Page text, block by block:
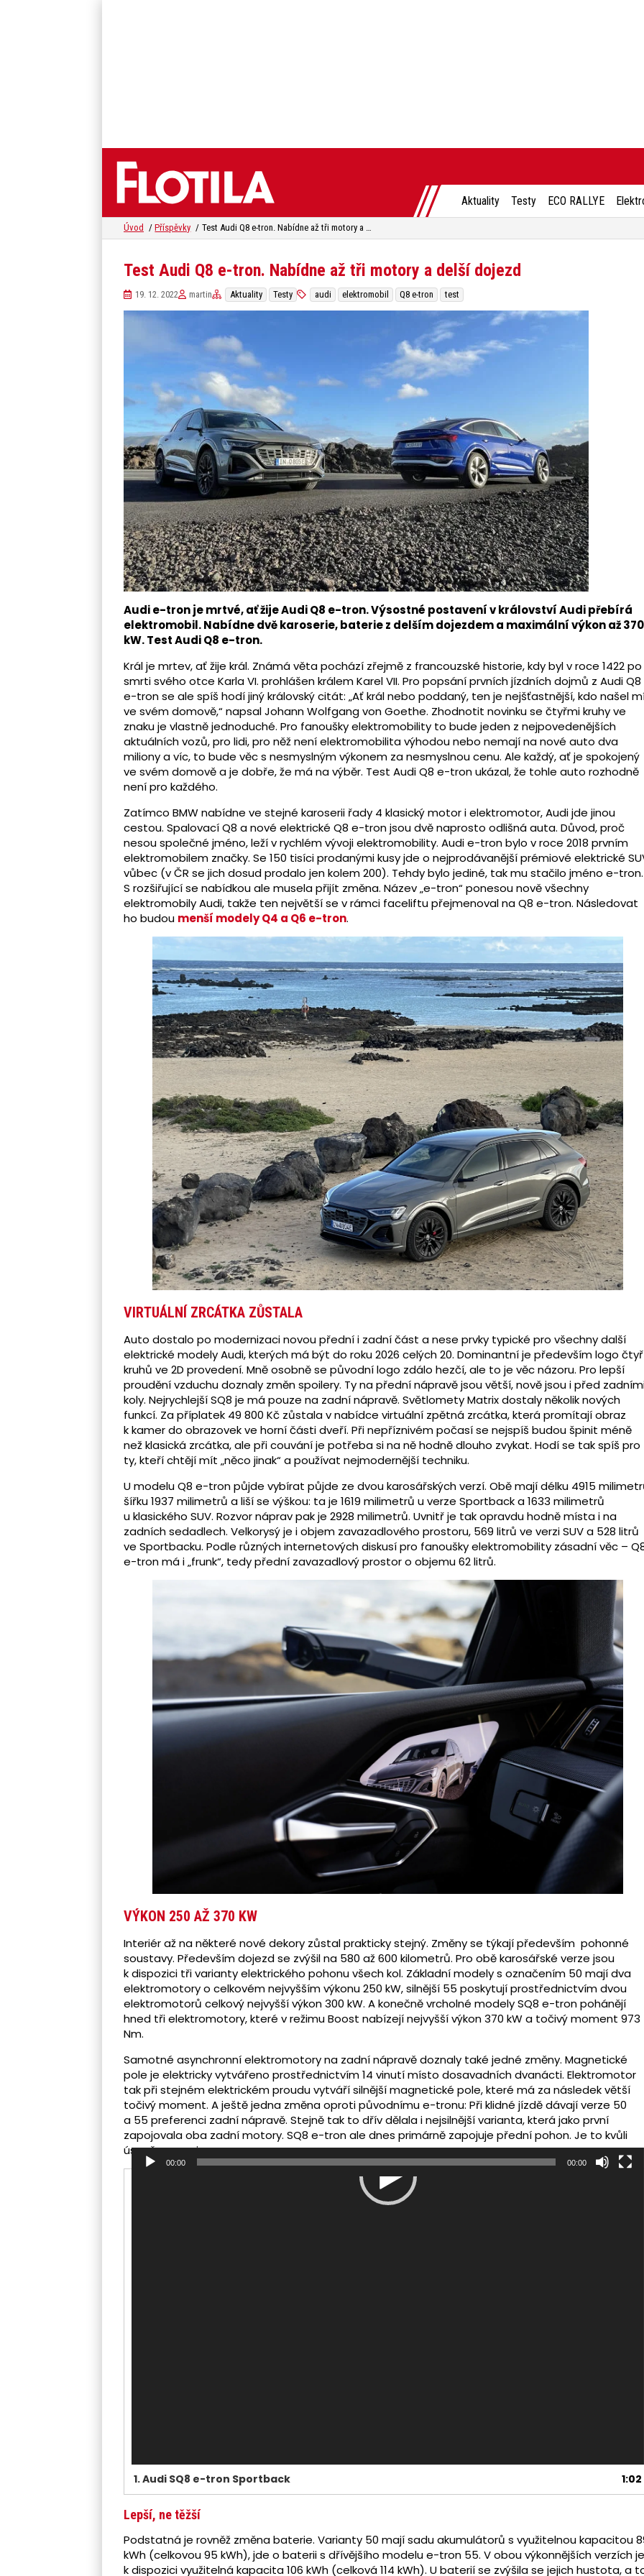
Aktuality Testy ECO RALLYE
Úvod Příspěvky Test Audi Q8 e-tron. Nabídne až tři motory a delší dojezd
Test Audi Q8 e-tron. Nabídne až tři motory a delší dojezd
19. 12. 2022 martin Aktuality Testy audi elektromobil Q8 e-tron test
Audi e-tron je mrtvé, ať žije Audi Q8 e-tron. Výsostné postavení v království Audi přebírá
elektromobil. Nabídne dvě karoserie, baterie z delším dojezdem a maximální výkon až 370
kW. Test Audi Q8 e-tron.
Král je mrtev, ať žije král. Známá věta pochází zřejmě z francouzské historie, kdy byl v roce 1422 po
smrti svého otce Karla VI. prohlášen králem Karel VII. Pro popsání prvních jízdních dojmů z Audi Q8
e-tron se ale spíš hodí jiný královský citát: „Ať král nebo poddaný, ten je nejšťastnější, kdo našel
ve svém domově,“ napsal Johann Wolfgang von Goethe. Zhodnotit novinku se čtyřmi kruhy ve
znaku je vlastně jednoduché. Pro fanoušky elektromobility to bude jeden z nejpovedenějších
aktuálních vozů, pro lidi, pro něž není elektromobilita výhodou nebo nemají na nové auto dva
miliony a víc, to bude věc s nesmyslným výkonem za nesmyslnou cenu. Ale každý, ať je spokojený
ve svém domově a je dobře, že má na výběr. Test Audi Q8 e-tron ukázal, že tohle auto rozhodně
není pro každého.
Zatímco BMW nabídne ve stejné karoserii řady 4 klasický motor i elektromotor, Audi jde jinou
cestou. Spalovací Q8 a nové elektrické Q8 e-tron jsou dvě naprosto odlišná auta. Důvod, proč
nesou společné jméno, leží v rychlém vývoji elektromobility. Audi e-tron bylo v roce 2018 prvním
elektromobilem značky. Se 150 tisíci prodanými kusy jde o nejprodávanější prémiové elektrické
vůbec (v ČR se jich dosud prodalo jen kolem 200). Tehdy bylo jediné, tak mu stačilo jméno e-tron.
S rozšiřující se nabídkou ale musela přijít změna. Název „e-tron“ ponesou nově všechny
elektromobily Audi, takže ten největší se v rámci faceliftu přejmenoval na Q8 e-tron. Následovat
ho budou menší modely Q4 a Q6 e-tron.
VIRTUÁLNÍ ZRCÁTKA ZŮSTALA
Auto dostalo po modernizaci novou přední i zadní část a nese prvky typické pro všechny další
elektrické modely Audi, kterých má být do roku 2026 celých 20. Dominantní je především logo čtyř
kruhů ve 2D provedení. Mně osobně se původní logo zdálo hezčí, ale to je věc názoru. Pro lepší
proudění vzduchu doznaly změn spoilery. Ty na přední nápravě jsou větší, nově jsou i před
koly. Nejrychlejší SQ8 je má pouze na zadní nápravě. Světlomety Matrix dostaly několik nových
funkcí. Za příplatek 49 800 Kč zůstala v nabídce virtuální zpětná zrcátka, která promítají obraz
k kamer do obrazovek ve horní části dveří. Při nepříznivém počasí se nejspíš budou špinit méně
než klasická zrcátka, ale při couvání je potřeba si na ně hodně dlouho zvykat. Hodí se tak spíš pro
ty, kteří chtějí mít „něco jinak“ a používat nejmodernější techniku.
U modelu Q8 e-tron půjde vybírat půjde ze dvou karosářských verzí. Obě mají délku 4915
šířku 1937 milimetrů a liší se výškou: ta je 1619 milimetrů u verze Sportback a 1633 milimetrů
u klasického SUV. Rozvor náprav pak je 2928 milimetrů. Uvnitř je tak opravdu hodně místa i na
zadních sedadlech. Velkorysý je i objem zavazadlového prostoru, 569 litrů ve verzi SUV a 528 litrů
ve Sportbacku. Podle různých internetových diskusí pro fanoušky elektromobility zásadní věc –
e-tron má i „frunk“, tedy přední zavazadlový prostor o objemu 62 litrů.
VÝKON 250 AŽ 370 KW
Interiér až na některé nové dekory zůstal prakticky stejný. Změny se týkají především pohonné
soustavy. Především dojezd se zvýšil na 580 až 600 kilometrů. Pro obě karosářské verze jsou
k dispozici tři varianty elektrického pohonu všech kol. Základní modely s označením 50 mají dva
elektromotory o celkovém nejvyšším výkonu 250 kW, silnější 55 poskytují prostřednictvím dvou
elektromotorů celkový nejvyšší výkon 300 kW. A konečně vrcholné modely SQ8 e-tron pohánějí
hned tři elektromotory, které v režimu Boost nabízejí nejvyšší výkon 370 kW a točivý moment 973
Nm.
Samotné asynchronní elektromotory na zadní nápravě doznaly také jedné změny. Magnetické
pole je elektricky vytvářeno prostřednictvím 14 vinutí místo dosavadních dvanácti. Elektromotor
tak při stejném elektrickém proudu vytváří silnější magnetické pole, které má za následek větší
točivý moment. A ještě jedna změna oproti původnímu e-tronu: Při klidné jízdě dávají verze 50
a 55 preferenci zadní nápravě. Stejně tak to dřív dělala i nejsilnější varianta, která jako první
zapojovala oba zadní motory. SQ8 e-tron ale dnes primárně zapojuje přední pohon. Je to kvůli
úspoře energie.
00:00 00:00
1.Audi SQ8 e-tron Sportback 1:02
Lepší, ne těžší
Podstatná je rovněž změna baterie. Varianty 50 mají sadu akumulátorů s využitelnou kapacitou
kWh (celkovou 95 kWh), jde o baterii s dřívějšího modelu e-tron 55. V obou výkonnějších verzích je
k dispozici využitelná kapacita 106 kWh (celková 114 kWh). U baterií se zvýšila se jejich hustota, a